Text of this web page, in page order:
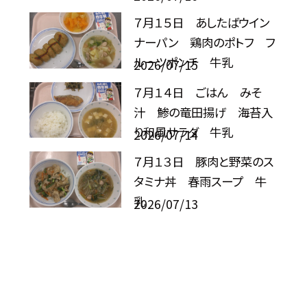
７月１５日 あしたばウイン
ナーパン 鶏肉のポトフ フ
ルーツポンチ 牛乳
2026/07/15
７月１４日 ごはん みそ
汁 鯵の竜田揚げ 海苔入
り和風サラダ 牛乳
2026/07/14
７月１３日 豚肉と野菜のス
タミナ丼 春雨スープ 牛
乳
2026/07/13